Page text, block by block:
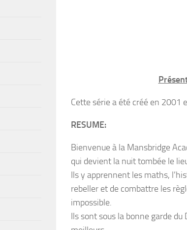
Cette série a été créé en 2001
RESUME:
Bienvenue à la Mansbridge
qui devient la nuit tombée le
Ils y apprennent les maths,
rebeller et de combattre les
impossible.
Ils sont sous la bonne garde